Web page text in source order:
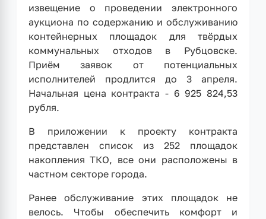
извещение о проведении электронного
аукциона по содержанию и обслуживанию
контейнерных площадок для твёрдых
коммунальных отходов в Рубцовске.
Приём заявок от потенциальных
исполнителей продлится до 3 апреля.
Начальная цена контракта - 6 925 824,53
рубля.
В приложении к проекту контракта
представлен список из 252 площадок
накопления ТКО, все они расположены в
частном секторе города.
Ранее обслуживание этих площадок не
велось. Чтобы обеспечить комфорт и